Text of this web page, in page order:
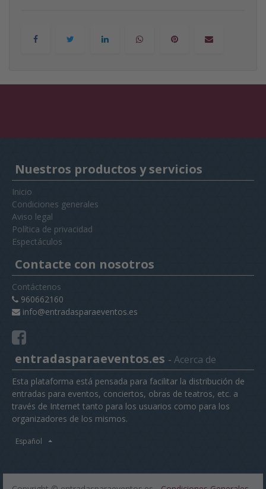
Nuestros productos y servicios
Inicio
Condiciones generales
Aviso legal
Política de privacidad
Espectáculos
Contacte con nosotros
Contáctenos
960662160
info@entradasparaeventos.es
entradasparaeventos.es - Acerca de
Esta plataforma está pensada para facilitar la distribución de
entradas para eventos, conciertos, obras de teatros, etc. a
través de Internet tanto para los usuarios como para los
organizadores de los mismos.
Español